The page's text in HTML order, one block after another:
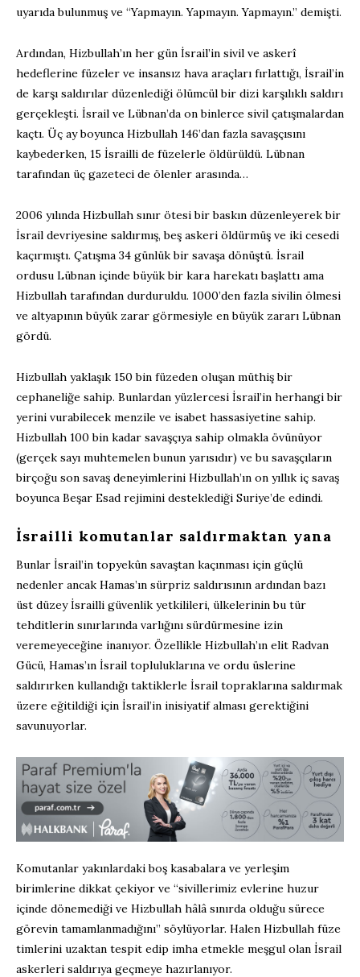
uyarıda bulunmuş ve “Yapmayın. Yapmayın. Yapmayın.” demişti.
Ardından, Hizbullah’ın her gün İsrail’in sivil ve askerî
hedeflerine füzeler ve insansız hava araçları fırlattığı, İsrail’in
de karşı saldırılar düzenlediği ölümcül bir dizi karşılıklı saldırı
gerçekleşti. İsrail ve Lübnan’da on binlerce sivil çatışmalardan
kaçtı. Üç ay boyunca Hizbullah 146’dan fazla savaşçısını
kaybederken, 15 İsrailli de füzelerle öldürüldü. Lübnan
tarafından üç gazeteci de ölenler arasında…
2006 yılında Hizbullah sınır ötesi bir baskın düzenleyerek bir
İsrail devriyesine saldırmış, beş askeri öldürmüş ve iki cesedi
kaçırmıştı. Çatışma 34 günlük bir savaşa dönüştü. İsrail
ordusu Lübnan içinde büyük bir kara harekatı başlattı ama
Hizbullah tarafından durduruldu. 1000’den fazla sivilin ölmesi
ve altyapının büyük zarar görmesiyle en büyük zararı Lübnan
gördü.
Hizbullah yaklaşık 150 bin füzeden oluşan müthiş bir
cephaneliğe sahip. Bunlardan yüzlercesi İsrail’in herhangi bir
yerini vurabilecek menzile ve isabet hassasiyetine sahip.
Hizbullah 100 bin kadar savaşçıya sahip olmakla övünüyor
(gerçek sayı muhtemelen bunun yarısıdır) ve bu savaşçıların
birçoğu son savaş deneyimlerini Hizbullah’ın on yıllık iç savaş
boyunca Beşar Esad rejimini desteklediği Suriye’de edindi.
İsrailli komutanlar saldırmaktan yana
Bunlar İsrail’in topyekûn savaştan kaçınması için güçlü
nedenler ancak Hamas’ın sürpriz saldırısının ardından bazı
üst düzey İsrailli güvenlik yetkilileri, ülkelerinin bu tür
tehditlerin sınırlarında varlığını sürdürmesine izin
veremeyeceğine inanıyor. Özellikle Hizbullah’ın elit Radvan
Gücü, Hamas’ın İsrail topluluklarına ve ordu üslerine
saldırırken kullandığı taktiklerle İsrail topraklarına saldırmak
üzere eğitildiği için İsrail’in inisiyatif alması gerektiğini
savunuyorlar.
Komutanlar yakınlardaki boş kasabalara ve yerleşim
birimlerine dikkat çekiyor ve “sivillerimiz evlerine huzur
içinde dönemediği ve Hizbullah hâlâ sınırda olduğu sürece
görevin tamamlanmadığını” söylüyorlar. Halen Hizbullah füze
timlerini uzaktan tespit edip imha etmekle meşgul olan İsrail
askerleri saldırıya geçmeye hazırlanıyor.